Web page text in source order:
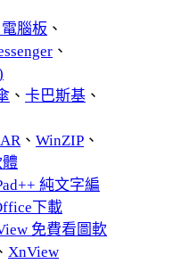
腦板 、
、
、 卡巴斯基 、
、 WinZIP 、
體
純文字編
下載
免費看圖軟
XnView